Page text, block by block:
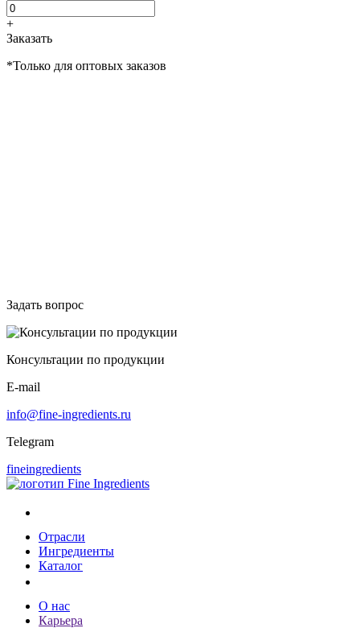
+
Заказать
*Только для оптовых заказов
Задать вопрос
Консультации по продукции
E-mail
info@fine-ingredients.ru
Telegram
fineingredients
Отрасли
Ингредиенты
Каталог
О нас
Карьера